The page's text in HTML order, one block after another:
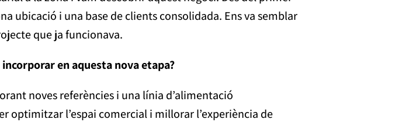
ubicació i una base de clients consolidada. Ens va semblar
que ja funcionava.
en aquesta nova etapa?
noves referències i una línia d’alimentació
l’espai comercial i millorar l’experiència de